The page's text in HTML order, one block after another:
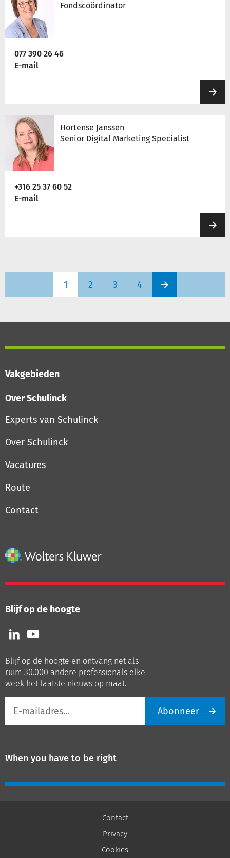
Fondscoördinator
077 390 26 46
E-mail
Hortense Janssen
Senior Digital Marketing Specialist
+316 25 37 60 52
E-mail
1 2 3 4
Vakgebieden
Over Schulinck
Experts van Schulinck
Over Schulinck
Vacatures
Route
Contact
Blijf op de hoogte
Volg
ons
LinkedIn
Volg
ons
Youtube
Blijf op de hoogte en ontvang net als
ruim 30.000 andere professionals elke
week het laatste nieuws op maat.
mailadres
Abonneer
When you have to be right
Contact
Privacy
Cookies